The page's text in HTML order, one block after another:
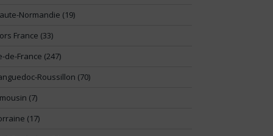
Normandie (19)
France (33)
de-France (247)
Roussillon (70)
(7)
(17)